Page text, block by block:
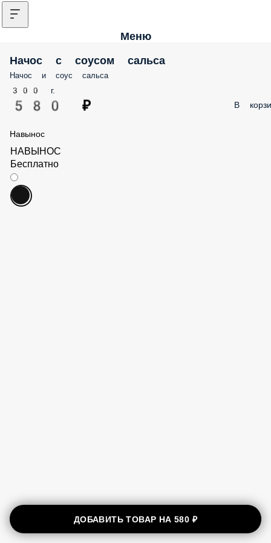
Меню
Начос с соусом сальса
Начос и соус сальса
300 г.
580 ₽ В
Навынос
НАВЫНОС
Бесплатно
ДОБАВИТЬ ТОВАР НА580 ₽